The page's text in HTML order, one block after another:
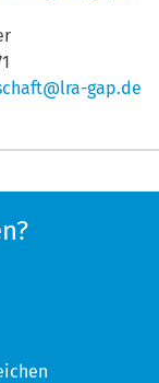
gap.de